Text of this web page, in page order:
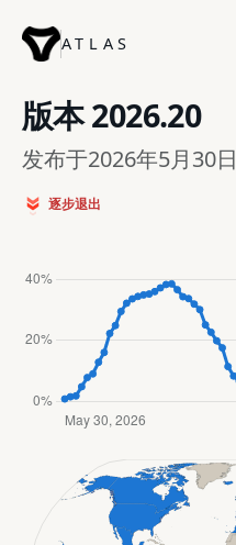
ATLAS
版本2026.20
发布于2026年5月30日
逐步退出